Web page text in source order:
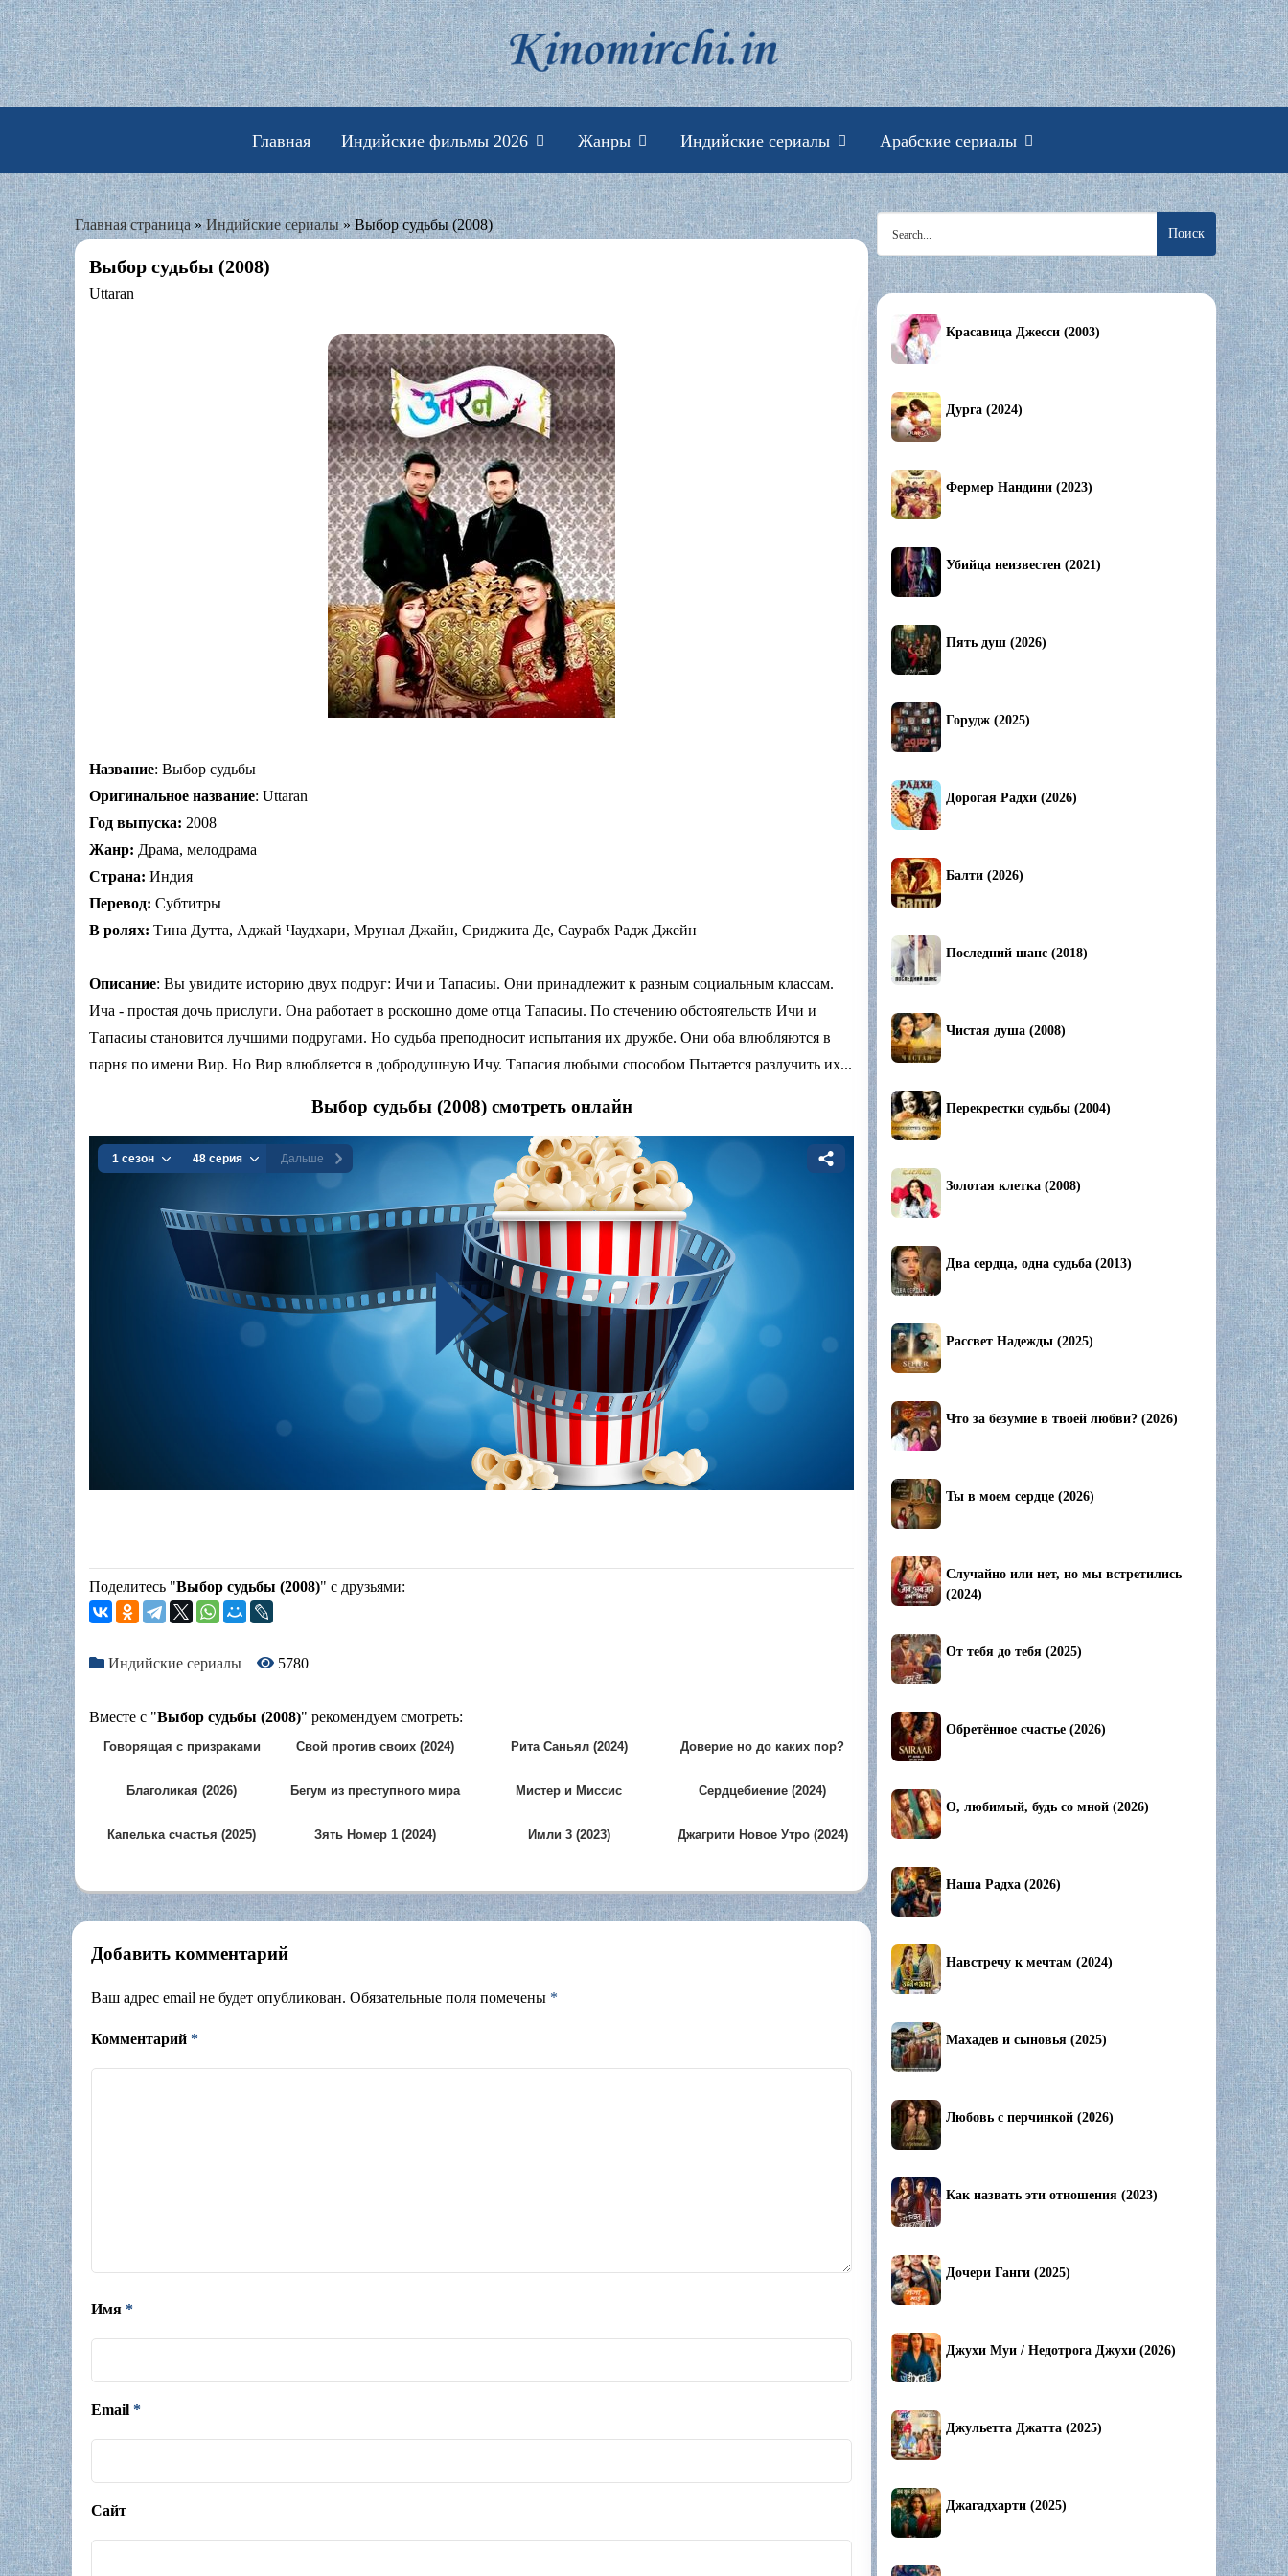
Skip
to
content
Индийские фильмы смотреть онлайн
Главная Индийские фильмы 2026 Жанры Индийские сериалы Арабские сериалы
Главная страница»Индийские сериалы»Выбор судьбы (2008)
Выбор судьбы (2008)
Uttaran
Название: Выбор судьбы
Оригинальное название: Uttaran
Год выпуска: 2008
Жанр: Драма, мелодрама
Страна: Индия
Перевод: Субтитры
В ролях: Тина Дутта, Аджай Чаудхари, Мрунал Джайн, Сриджита Де, Саурабх Радж Джейн
Описание: Вы увидите историю двух подруг: Ичи и Тапасиы. Они принадлежит к разным социальным классам.
Ича - простая дочь прислуги. Она работает в роскошно доме отца Тапасиы. По стечению обстоятельств Ичи и
Тапасиы становится лучшими подругами. Но судьба преподносит испытания их дружбе. Они оба влюбляются в
парня по имени Вир. Но Вир влюбляется в добродушную Ичу. Тапасия любыми способом Пытается разлучить их...
Выбор судьбы (2008) смотреть онлайн
Поделитесь "Выбор судьбы (2008)" с друзьями:
Индийские сериалы 5780
Вместе с "Выбор судьбы (2008)" рекомендуем смотреть:
Говорящая с призраками
Свой против своих (2024) Рита Саньял (2024)
Доверие но до каких пор?
Благоликая (2026)
Бегум из преступного мира
Мистер и Миссис
Сердцебиение (2024)
Капелька счастья (2025) Зять Номер 1 (2024) Имли 3 (2023) Джагрити Новое Утро (2024)
Добавить комментарий
Ваш адрес email не будет опубликован. Обязательные поля помечены *
Комментарий *
Имя *
Email *
Сайт
Search
for:
Красавица Джесси (2003)
Дурга (2024)
Фермер Нандини (2023)
Убийца неизвестен (2021)
Пять душ (2026)
Горудж (2025)
Дорогая Радхи (2026)
Балти (2026)
Последний шанс (2018)
Чистая душа (2008)
Перекрестки судьбы (2004)
Золотая клетка (2008)
Два сердца, одна судьба (2013)
Рассвет Надежды (2025)
Что за безумие в твоей любви? (2026)
Ты в моем сердце (2026)
Случайно или нет, но мы встретились
(2024)
От тебя до тебя (2025)
Обретённое счастье (2026)
О, любимый, будь со мной (2026)
Наша Радха (2026)
Навстречу к мечтам (2024)
Махадев и сыновья (2025)
Любовь с перчинкой (2026)
Как назвать эти отношения (2023)
Дочери Ганги (2025)
Джухи Муи / Недотрога Джухи (2026)
Джульетта Джатта (2025)
Джагадхарти (2025)